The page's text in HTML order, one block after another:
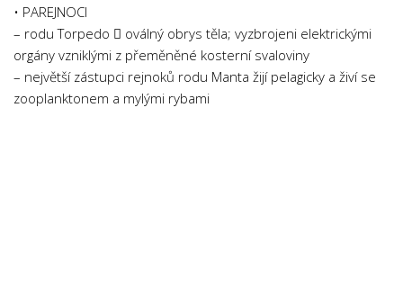
• PAREJNOCI
– rodu Torpedo  oválný obrys těla; vyzbrojeni elektrickými
orgány vzniklými z přeměněné kosterní svaloviny
– největší zástupci rejnoků rodu Manta žijí pelagicky a živí se
zooplanktonem a mylými rybami